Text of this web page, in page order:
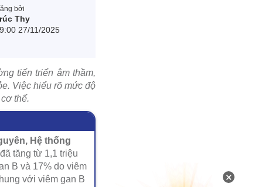
bởi
Thy
27/11/2025
tiến triển âm thầm,
Việc hiểu rõ mức độ
thể.
Hệ thống
tăng từ 1,1 triệu
B và 17% do viêm
với viêm gan B
×